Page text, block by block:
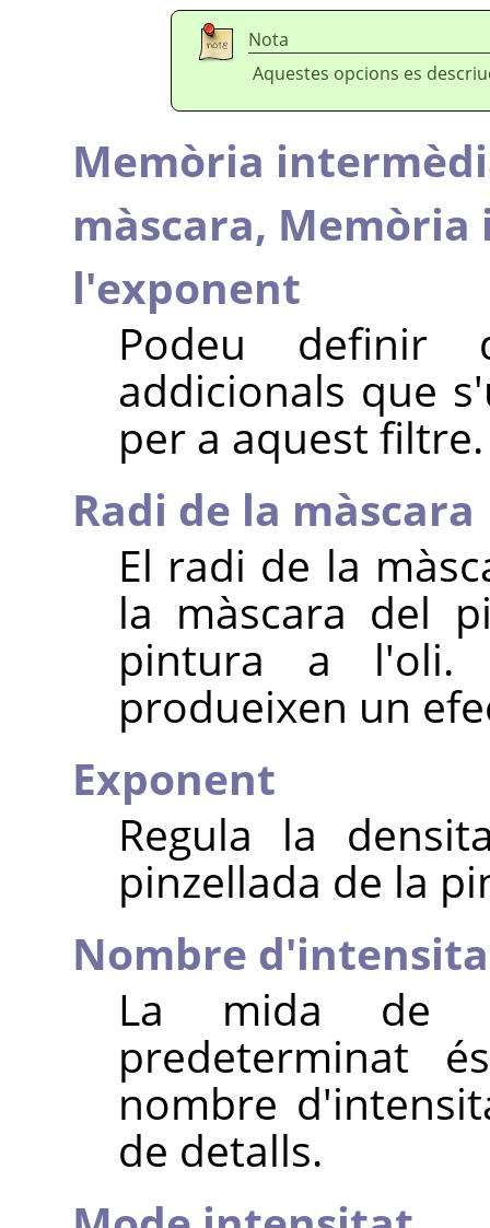
Nota
Aquestes opcions es
Memòria
màscara, Memòria
l'exponent
Podeu definir
addicionals que
per a aquest filtre.
Radi de la màscara
El radi de la
la màscara del
pintura a l'oli.
produeixen un
Exponent
Regula la
pinzellada de la
Nombre
La mida de
predeterminat
nombre
de detalls.